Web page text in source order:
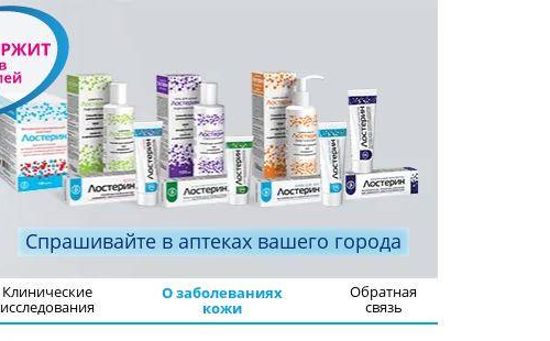
Спрашивайте в аптеках вашего города
Клинические
исследования
О заболеваниях
кожи
Обратная
связь